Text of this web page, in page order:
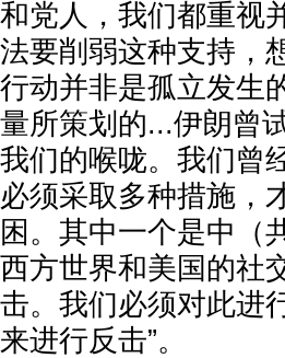
和党人，我们都重视
法要削弱这种支持，
行动并非是孤立发生
量所策划的...伊朗曾
我们的喉咙。我们曾
必须采取多种措施，
困。其中一个是中（
西方世界和美国的社
击。我们必须对此进
来进行反击”。